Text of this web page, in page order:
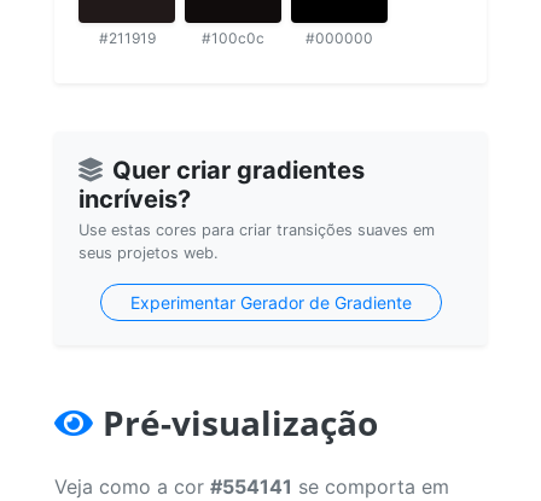
#211919 #100c0c #000000
Quer criar gradientes
incríveis?
Use estas cores para criar transições suaves em
seus projetos web.
Experimentar Gerador de Gradiente
Pré-visualização
Veja como a cor #554141 se comporta em